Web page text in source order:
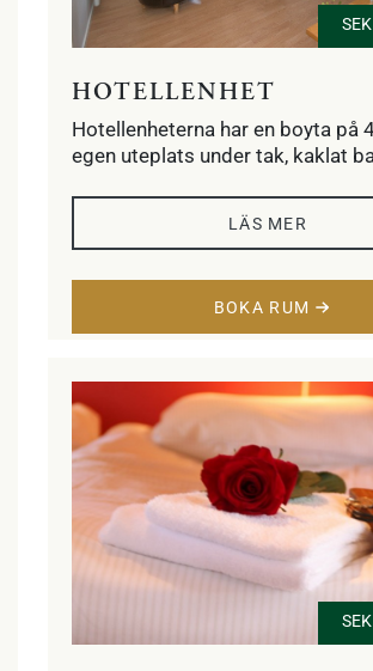
HOTELLENHET
Hotellenheterna har en boyta på
egen uteplats under tak, kaklat
hårtork. Sovrum med två
alternativt dubbelsäng och
med fyra klubbfåtöljer, kabel-tv,
vattenkokare och skrivbord. Ett
med två enkelsängar. Free WiFi på
anläggningen.
LÄS MER
BOKA RUM